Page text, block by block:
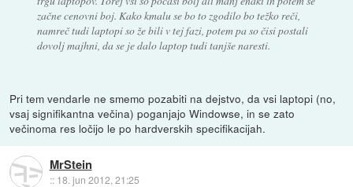
začne cenovni boj. Kako kmalu se bo to zgodilo bo težko reči,
namreč tudi laptopi so že bili v tej fazi, potem pa so čisi postali
dovolj majhni, da se je dalo laptop tudi tanjše naresti.
Pri tem vendarle ne smemo pozabiti na dejstvo, da vsi laptopi (no,
vsaj signifikantna večina) poganjajo Windowse, in se zato
večinoma res ločijo le po hardverskih specifikacijah.
MrStein
:: 18. jun 2012, 21:25